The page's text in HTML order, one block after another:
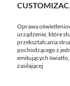
Oprawa
urządzenie, które
przekształcania
pochodzącego z
emitujących
zasilającej